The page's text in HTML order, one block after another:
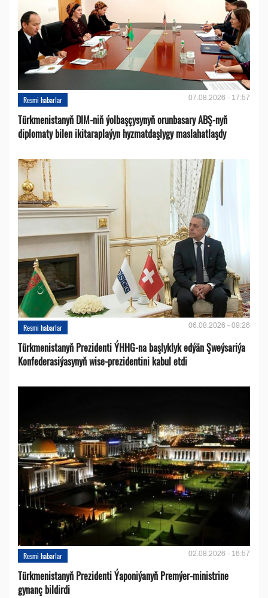
Resmi habarlar 07.08.2026 - 17:57
Türkmenistanyň DIM-niň ýolbaşçysynyň orunbasary ABŞ-nyň
diplomaty bilen ikitaraplaýyn hyzmatdaşlygy maslahatlaşdy
Resmi habarlar 06.08.2026 - 09:26
Türkmenistanyň Prezidenti ÝHHG-na başlyklyk edýän Şweýsariýa
Konfederasiýasynyň wise-prezidentini kabul etdi
Resmi habarlar 02.08.2026 - 16:57
Türkmenistanyň Prezidenti Ýaponiýanyň Premýer-ministrine
gynanç bildirdi